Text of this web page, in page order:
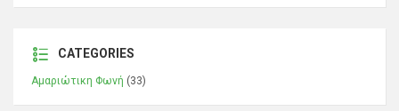
CATEGORIES
Αμαριώτικη Φωνή (33)